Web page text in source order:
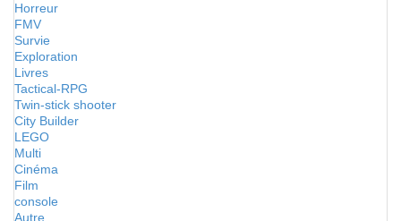
Horreur
FMV
Survie
Exploration
Livres
Tactical-RPG
Twin-stick shooter
City Builder
LEGO
Multi
Cinéma
Film
console
Autre